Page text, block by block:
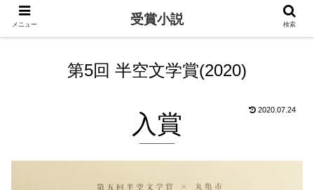
第5回 半空文学賞(2020)
2020.07.24
入賞
メニュー 受賞小説 検索